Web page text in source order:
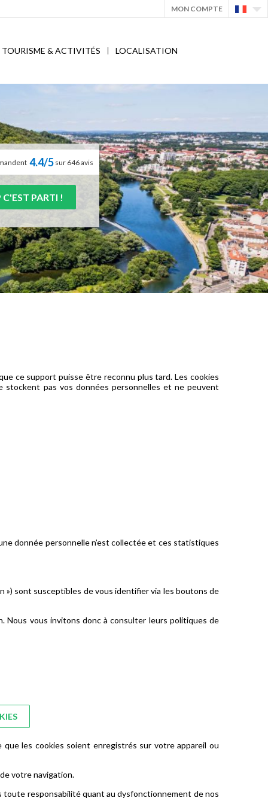
MON COMPTE
TOURISME & ACTIVITÉS LOCALISATION
4.4/5 sur 646 avis
ce support puisse être reconnu plus tard. Les cookies
stockent pas vos données personnelles et ne peuvent
donnée personnelle n’est collectée et ces statistiques
») sont susceptibles de vous identifier via les boutons de
Nous vous invitons donc à consulter leurs politiques de
les cookies soient enregistrés sur votre appareil ou
votre navigation.
toute responsabilité quant au dysfonctionnement de nos